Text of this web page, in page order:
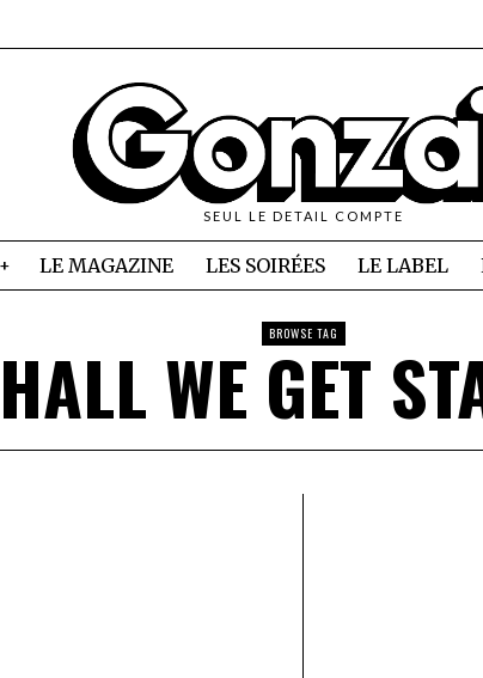
SEUL LE DETAIL COMPTE
LE MAGAZINE LES SOIRÉES LE LABEL
BROWSE TAG
WE GET